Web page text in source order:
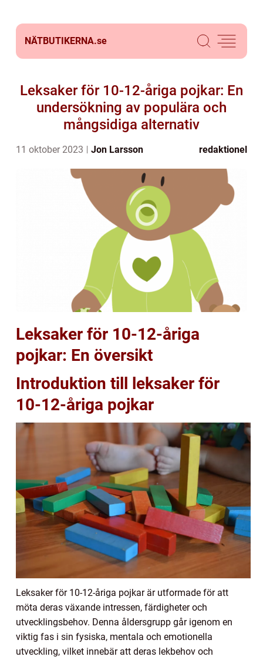
NÄTBUTIKERNA.se
Leksaker för 10-12-åriga pojkar: En
undersökning av populära och
mångsidiga alternativ
11 oktober 2023 Jon Larsson redaktionel
Leksaker för 10-12-åriga
pojkar: En översikt
Introduktion till leksaker för
10-12-åriga pojkar
Leksaker för 10-12-åriga pojkar är utformade för att
möta deras växande intressen, färdigheter och
utvecklingsbehov. Denna åldersgrupp går igenom en
viktig fas i sin fysiska, mentala och emotionella
utveckling, vilket innebär att deras lekbehov och